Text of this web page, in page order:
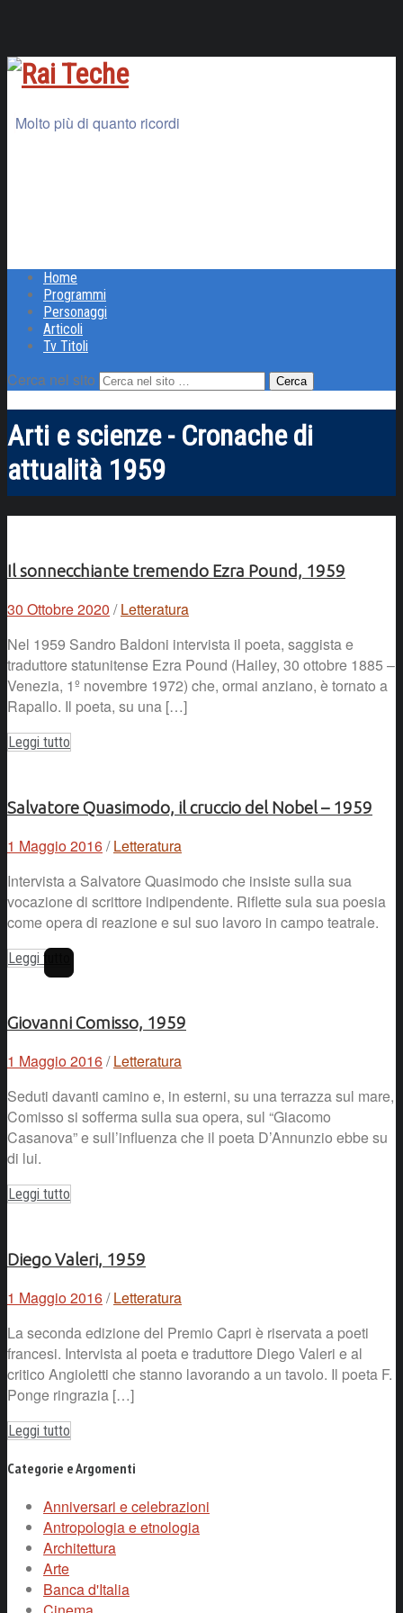
Molto più di quanto ricordi
Home
Programmi
Personaggi
Articoli
Tv Titoli
Cerca nel sito
Arti e scienze - Cronache di
attualità 1959
Il sonnecchiante tremendo Ezra Pound, 1959
30 Ottobre 2020 / Letteratura
Nel 1959 Sandro Baldoni intervista il poeta, saggista e
traduttore statunitense Ezra Pound (Hailey, 30 ottobre 1885 –
Venezia, 1º novembre 1972) che, ormai anziano, è tornato a
Rapallo. Il poeta, su una […]
Leggi tutto
Salvatore Quasimodo, il cruccio del Nobel – 1959
1 Maggio 2016/ Letteratura
Intervista a Salvatore Quasimodo che insiste sulla sua
vocazione di scrittore indipendente. Riflette sula sua poesia
come opera di reazione e sul suo lavoro in campo teatrale.
Leggi tutto
Giovanni Comisso, 1959
1 Maggio 2016/ Letteratura
Seduti davanti camino e, in esterni, su una terrazza sul mare,
Comisso si sofferma sulla sua opera, sul “Giacomo
Casanova” e sull’influenza che il poeta D’Annunzio ebbe su
di lui.
Leggi tutto
Diego Valeri, 1959
1 Maggio 2016/ Letteratura
La seconda edizione del Premio Capri è riservata a poeti
francesi. Intervista al poeta e traduttore Diego Valeri e al
critico Angioletti che stanno lavorando a un tavolo. Il poeta F.
Ponge ringrazia […]
Leggi tutto
Categorie e Argomenti
Anniversari e celebrazioni
Antropologia e etnologia
Architettura
Arte
Banca d'Italia